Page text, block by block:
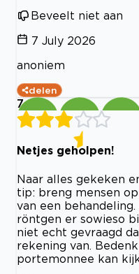
Beveelt niet aan
7 July 2026
anoniem
delen
7
Netjes geholpen!
Naar alles gekeken
tip: breng mensen
van een
röntgen er sowieso
niet echt gevraagd
rekening van.
portemonnee kan